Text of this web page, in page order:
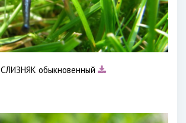
СЛИЗНЯК обыкновенный